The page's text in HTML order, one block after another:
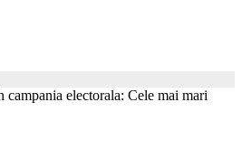
campania electorala: Cele mai mari